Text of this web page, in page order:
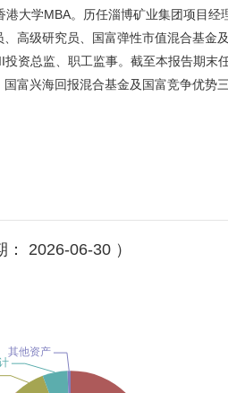
港大学MBA。历任淄博矿业集团项目
高级研究员、国富弹性市值混合基金
投资总监、职工监事。截至本报告期
富兴海回报混合基金及国富竞争优势
2026-06-30 ）